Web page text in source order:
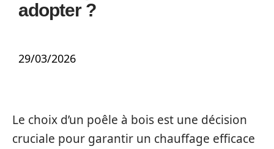
adopter ?
29/03/2026
Le choix d’un poêle à bois est une décision
cruciale pour garantir un chauffage efficace